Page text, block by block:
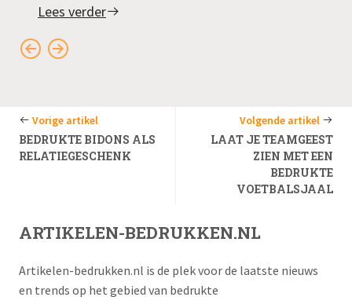
Lees verder
Vorige artikel
BEDRUKTE BIDONS ALS
RELATIEGESCHENK
Volgende artikel
LAAT JE TEAMGEEST
ZIEN MET EEN
BEDRUKTE
VOETBALSJAAL
ARTIKELEN-BEDRUKKEN.NL
Artikelen-bedrukken.nl is de plek voor de laatste nieuws
en trends op het gebied van bedrukte